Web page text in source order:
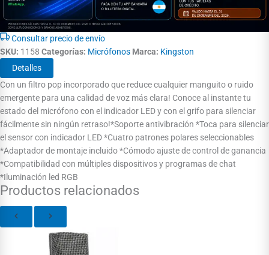
Consultar precio de envío
SKU: 1158 Categorías: Micrófonos Marca: Kingston
Detalles
Con un filtro pop incorporado que reduce cualquier manguito o ruido
emergente para una calidad de voz más clara! Conoce al instante tu
estado del micrófono con el indicador LED y con el grifo para silenciar
fácilmente sin ningún retraso!*Soporte antivibración *Toca para silenciar
el sensor con indicador LED *Cuatro patrones polares seleccionables
*Adaptador de montaje incluido *Cómodo ajuste de control de ganancia
*Compatibilidad con múltiples dispositivos y programas de chat
*Iluminación led RGB
Productos relacionados